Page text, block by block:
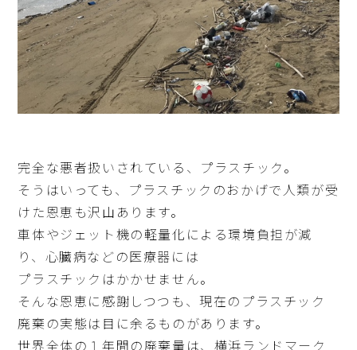
完全な悪者扱いされている、プラスチック。
そうはいっても、プラスチックのおかげで人類が受
けた恩恵も沢山あります。
車体やジェット機の軽量化による環境負担が減
り、心臓病などの医療器には
プラスチックはかかせません。
そんな恩恵に感謝しつつも、現在のプラスチック
廃棄の実態は目に余るものがあります。